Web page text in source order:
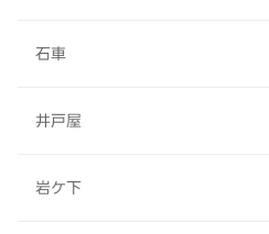
石車
井戸屋
岩ケ下